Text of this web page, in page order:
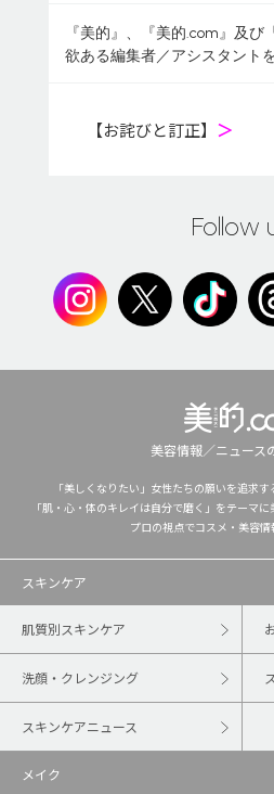
『美的』、『美的.com』及び
欲ある編集者／アシスタント
【お詫びと訂正】 ＞
Follow
美容情報／ニュース
「美しくなりたい」女性たちの願いを追求
「肌・心・体のキレイは自分で磨く」をテーマ
プロの視点でコスメ・美容情
スキンケア
肌質別スキンケア
洗顔・クレンジング
スキンケアニュース
メイク